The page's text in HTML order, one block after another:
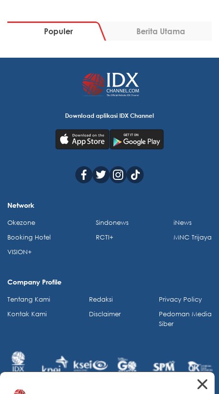
Populer Berita Utama
Download aplikasi IDX Channel
Network
Okezone
Booking Hotel
VISION+
Sindonews
RCTI+
iNews
MNC Trijaya
Company Profile
Tentang Kami
Kontak Kami
Redaksi
Disclaimer
Privacy Policy
Pedoman Media
Siber